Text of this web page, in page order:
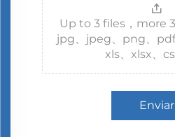
Up to 3 files，more
jpg、jpeg、png、pdf
xls、xlsx、
Enviar